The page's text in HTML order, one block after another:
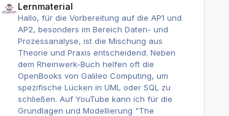
Lernmaterial
Hallo, für die Vorbereitung auf die AP1 und
AP2, besonders im Bereich Daten- und
Prozessanalyse, ist die Mischung aus
Theorie und Praxis entscheidend. Neben
dem Rheinwerk-Buch helfen oft die
OpenBooks von Galileo Computing, um
spezifische Lücken in UML oder SQL zu
schließen. Auf YouTube kann ich für die
Grundlagen und Modellierung "The